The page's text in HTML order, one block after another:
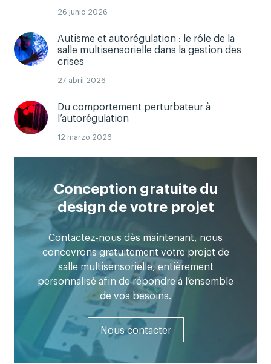
26 junio 2026
Autisme et autorégulation : le rôle de la
salle multisensorielle dans la gestion des
crises
27 abril 2026
Du comportement perturbateur à
l’autorégulation
12 marzo 2026
Conception gratuite du
design de votre projet
Contactez-nous dès maintenant, nous
concevrons gratuitement votre projet de
salle multisensorielle, entièrement
personnalisé afin de répondre à l’ensemble
de vos besoins.
Nous contacter